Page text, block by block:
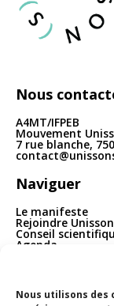
Nous utilisons des
Nous
A4MT/IFPEB
Mouvement
7 rue blanche,
Naviguer
Le manifeste
Rejoindre
Conseil
Agenda